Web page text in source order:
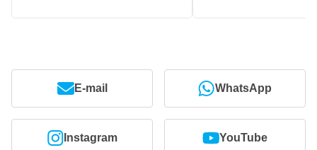
E-mail WhatsApp
Instagram YouTube